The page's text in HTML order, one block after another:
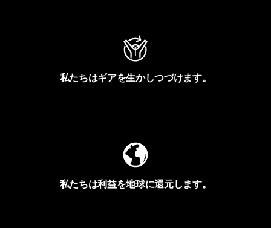
私たちはギアを生かしつづけます。
私たちは利益を地球に還元します。